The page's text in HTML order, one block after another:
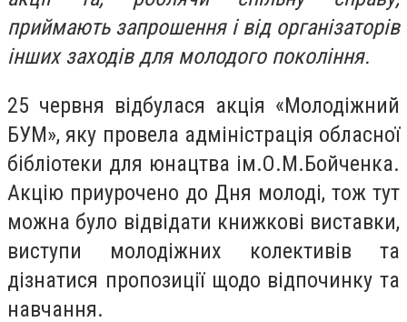
приймають запрошення і від організаторів
інших заходів для молодого покоління.
25 червня відбулася акція «Молодіжний
БУМ», яку провела адміністрація обласної
бібліотеки для юнацтва ім.О.М.Бойченка.
Акцію приурочено до Дня молоді, тож тут
можна було відвідати книжкові виставки,
виступи молодіжних колективів та
дізнатися пропозиції щодо відпочинку та
навчання.